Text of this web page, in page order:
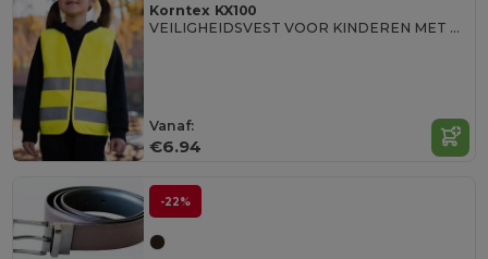
Korntex KX100
VEILIGHEIDSVEST VOOR KINDEREN MET RITS
Vanaf:
€6.94
-22%